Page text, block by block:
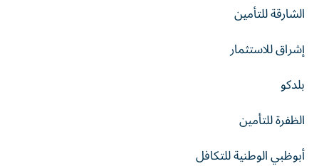
الشارقة للتأمين
إشراق للاستثمار
بلدكو
الظفرة للتأمين
أبوظبي الوطنية للتكافل